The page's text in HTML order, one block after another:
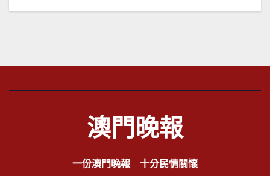
覽
澳門晚報
一份澳門晚報 十分民情關懷